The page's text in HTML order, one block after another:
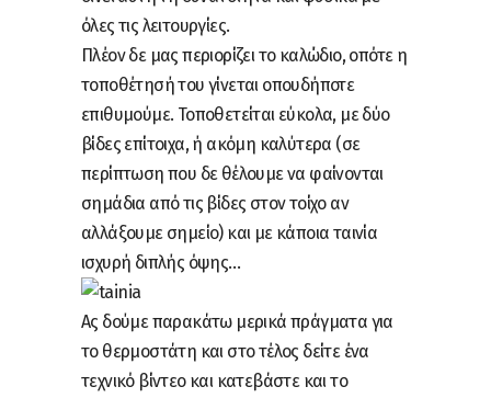
όλες τις λειτουργίες.
Πλέον δε μας περιορίζει το καλώδιο, οπότε η
τοποθέτησή του γίνεται οπουδήποτε
επιθυμούμε. Τοποθετείται εύκολα, με δύο
βίδες επίτοιχα, ή ακόμη καλύτερα (σε
περίπτωση που δε θέλουμε να φαίνονται
σημάδια από τις βίδες στον τοίχο αν
αλλάξουμε σημείο) και με κάποια ταινία
ισχυρή διπλής όψης…
Ας δούμε παρακάτω μερικά πράγματα για
το θερμοστάτη και στο τέλος δείτε ένα
τεχνικό βίντεο και κατεβάστε και το